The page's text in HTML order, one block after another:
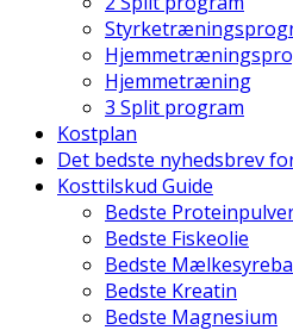
Hjemmetræning
3 Split program
Kostplan
Det bedste nyhedsbrev
Kosttilskud Guide
Bedste
Bedste Fiskeolie
Bedste
Bedste Kreatin
Bedste Magnesium